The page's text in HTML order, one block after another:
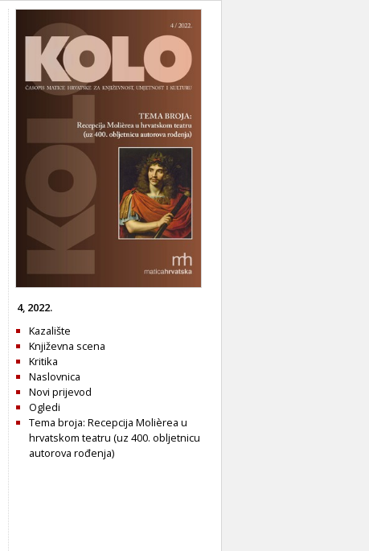
4, 2022.
Kazalište
Književna scena
Kritika
Naslovnica
Novi prijevod
Ogledi
Tema broja: Recepcija Molièrea u
hrvatskom teatru (uz 400. obljetnicu
autorova rođenja)